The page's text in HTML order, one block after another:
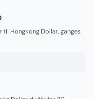
Hongkong Dollar, ganges